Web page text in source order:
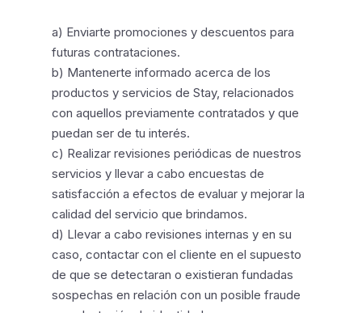
a) Enviarte promociones y descuentos para
futuras contrataciones.
b) Mantenerte informado acerca de los
productos y servicios de Stay, relacionados
con aquellos previamente contratados y que
puedan ser de tu interés.
c) Realizar revisiones periódicas de nuestros
servicios y llevar a cabo encuestas de
satisfacción a efectos de evaluar y mejorar la
calidad del servicio que brindamos.
d) Llevar a cabo revisiones internas y en su
caso, contactar con el cliente en el supuesto
de que se detectaran o existieran fundadas
sospechas en relación con un posible fraude